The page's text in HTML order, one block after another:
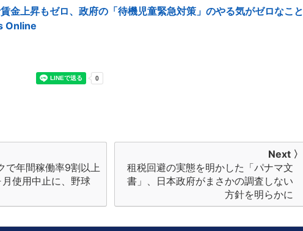
金上昇もゼロ、政府の「待機児童緊急対策」のやる気がゼロなこと
Online
で年間稼働率9割以上
使用中止に、野球
Next 〉
租税回避の実態を明かした「パナマ文
書」、日本政府がまさかの調査しない
方針を明らかに